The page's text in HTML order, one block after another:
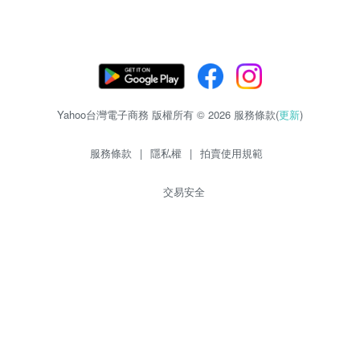
Yahoo台灣電子商務 版權所有 © 2026 服務條款(更新)
服務條款 | 隱私權 | 拍賣使用規範
交易安全